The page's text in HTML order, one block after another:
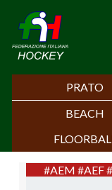
PRATO
BEACH
#AEM #AEF